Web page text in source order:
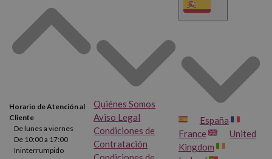
Horario de Atención al
Cliente
De lunes a viernes
De 10:00 a 17:00
Ininterrumpido
Quiénes Somos
Aviso Legal
Condiciones de
Contratación
España
France
United
Kingdom